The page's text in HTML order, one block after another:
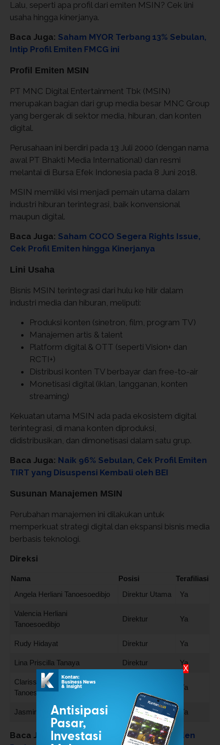
Lalu, seperti apa profil dari emiten MSIN? Cek lini
usaha hingga kinerjanya.
Baca Juga: Saham MYOR Terbang 13% Sebulan,
Intip Profil Emiten FMCG ini
Profil Emiten MSIN
PT MNC Digital Entertainment Tbk (MSIN)
merupakan bagian dari grup media besar MNC Group
yang bergerak di sektor media, hiburan, dan konten
digital.
Perusahaan ini berdiri pada 13 Juli 2000 (dengan nama
awal PT Bhakti Media International) dan resmi
melantai di Bursa Efek Indonesia pada 8 Juni 2018.
MSIN memiliki visi menjadi pemain utama dalam
industri hiburan terintegrasi, baik konvensional
maupun digital.
Baca Juga: Saham COCO Segera Rights Issue,
Cek Profil Emiten hingga Kinerjanya
Lini Usaha
Bisnis MSIN terintegrasi dari hulu ke hilir dalam
industri media dan hiburan, meliputi:
Produksi konten (sinetron, film, program TV)
Manajemen artis & talent
Platform digital & OTT (seperti Vision+ dan
RCTI+)
Distribusi konten TV berbayar dan free-to-air
Monetisasi digital (iklan, langganan, konten
streaming)
Kekuatan utama MSIN ada pada ekosistem digital
terintegrasi, di mana konten diproduksi,
didistribusikan, dan dimonetisasi dalam satu grup.
Baca Juga: Naik 96% Sebulan, Cek Profil Emiten
TIRT yang Disuspensi Kembali oleh BEI
Susunan Manajemen MSIN
Perubahan manajemen ini dilakukan untuk
memperkuat strategi digital dan ekspansi bisnis media
berbasis teknologi.
Direksi
Nama Posisi
Terafiliasi
Angela Herliani Tanoesoedibjo
Direktur Utama Ya
Valencia Herliani
Tanoesoedibjo
Direktur Ya
Rudy Hidayat Direktur Ya
Lina Priscilla Tanaya Direktur Ya
Clarissa Herliani
Tanoesoedibjo
Ya
Jasmina Savitri Pratiwi Direktur Ya
Baca Juga:Pabrik VKTR Diresmikan Presiden
X